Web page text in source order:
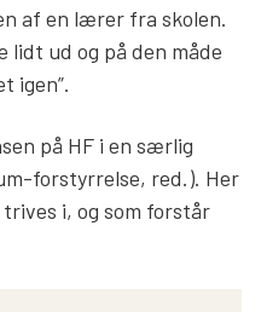
af en lærer fra skolen.
lidt ud og på den måde
igen”.
på HF i en særlig
forstyrrelse, red.). Her
i, og som forstår